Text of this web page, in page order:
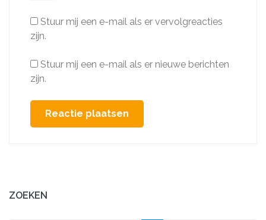
Stuur mij een e-mail als er vervolgreacties
zijn.
Stuur mij een e-mail als er nieuwe berichten
zijn.
ZOEKEN